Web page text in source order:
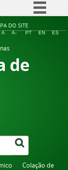
DO SITE
A A- PT EN ES
de
Colação de